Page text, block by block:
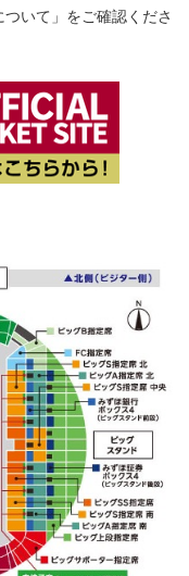
いて」をご確認くださ